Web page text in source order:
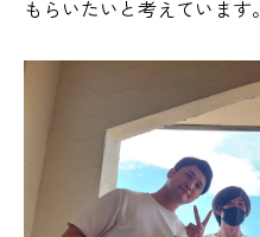
もらいたいと考えています。